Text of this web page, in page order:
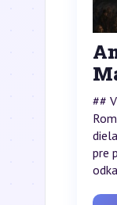
##
pre